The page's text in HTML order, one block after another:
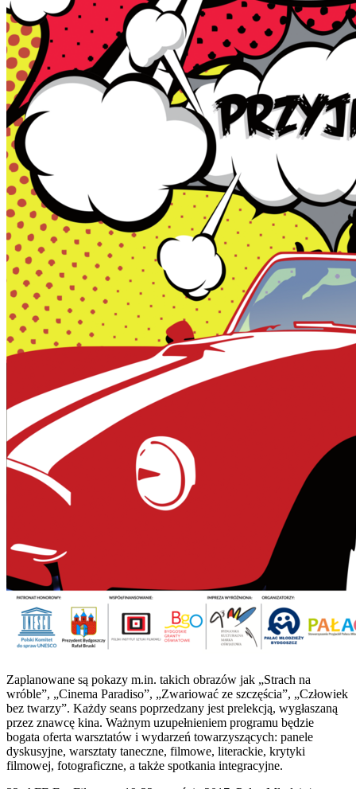
Zaplanowane są pokazy m.in. takich obrazów jak „Strach na
wróble”, „Cinema Paradiso”, „Zwariować ze szczęścia”, „Człowiek
bez twarzy”. Każdy seans poprzedzany jest prelekcją, wygłaszaną
przez znawcę kina. Ważnym uzupełnieniem programu będzie
bogata oferta warsztatów i wydarzeń towarzyszących: panele
dyskusyjne, warsztaty taneczne, filmowe, literackie, krytyki
filmowej, fotograficzne, a także spotkania integracyjne.